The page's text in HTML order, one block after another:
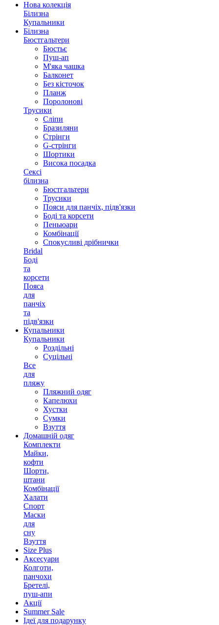
Нова колекція
Білизна
Купальники
Білизна
Бюстгальтери
Бюстьє
Пуш-ап
М'яка чашка
Балконет
Без кісточок
Планж
Поролонові
Трусики
Сліпи
Бразиляни
Стрінги
G-стрінги
Шортики
Висока посадка
Сексі
білизна
Бюстгальтери
Трусики
Пояси для панчіх, підв'язки
Боді та корсети
Пеньюари
Комбінації
Спокусливі дрібнички
Bridal
Боді
та
корсети
Пояса
для
панчіх
та
підв'язки
Купальники
Купальники
Роздільні
Суцільні
Все
для
пляжу
Пляжний одяг
Капелюхи
Хустки
Сумки
Взуття
Домашній одяг
Комплекти
Майки,
кофти
Шорти,
штани
Комбінації
Халати
Спорт
Маски
для
сну
Взуття
Size Plus
Аксесуари
Колготи,
панчохи
Бретелі,
пуш-апи
Акції
Summer Sale
Ідеї для подарунку